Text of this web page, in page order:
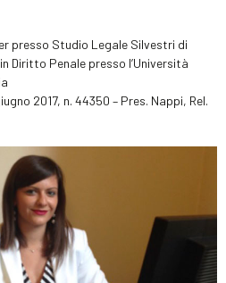
presso Studio Legale Silvestri di
Diritto Penale presso l’Università
2017, n. 44350 – Pres. Nappi, Rel.